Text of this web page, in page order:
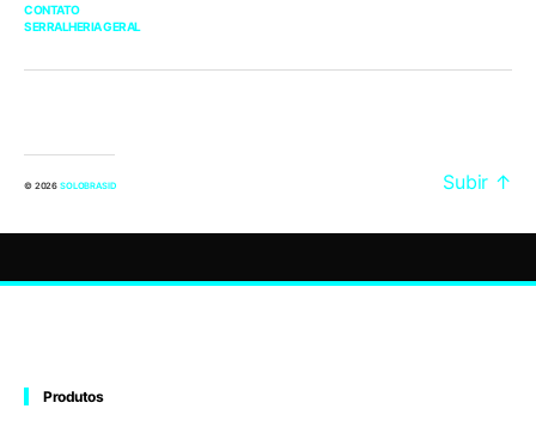
CONTATO
SERRALHERIA GERAL
© 2026 SOLOBRASID Subir ↑
Produtos